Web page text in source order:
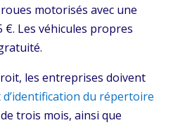
motorisés avec une
€. Les véhicules propres
les entreprises doivent
du répertoire
trois mois, ainsi que